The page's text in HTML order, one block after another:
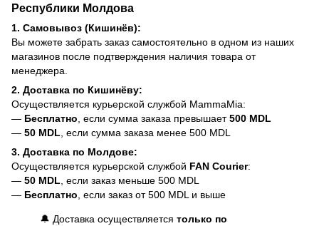
Республики Молдова
1. Самовывоз (Кишинёв):
Вы можете забрать заказ самостоятельно в одном из наших
магазинов после подтверждения наличия товара от
менеджера.
2. Доставка по Кишинёву:
Осуществляется курьерской службой MammaMia:
— Бесплатно , если сумма заказа превышает500 MDL
— 50 MDL , если сумма заказа менее 500 MDL
3. Доставка по Молдове:
Осуществляется курьерской службой FAN Courier:
— 50 MDL , если заказ меньше 500 MDL
— Бесплатно , если заказ от 500 MDL и выше
🔔 Доставка осуществляется только по